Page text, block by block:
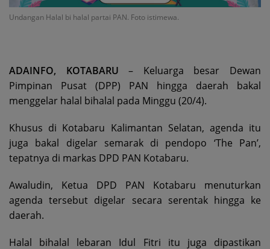
Undangan Halal bi halal partai PAN. Foto istimewa.
ADAINFO, KOTABARU – Keluarga besar Dewan
Pimpinan Pusat (DPP) PAN hingga daerah bakal
menggelar halal bihalal pada Minggu (20/4).
Khusus di Kotabaru Kalimantan Selatan, agenda itu
juga bakal digelar semarak di pendopo ‘The Pan’,
tepatnya di markas DPD PAN Kotabaru.
Awaludin, Ketua DPD PAN Kotabaru menuturkan
agenda tersebut digelar secara serentak hingga ke
daerah.
Halal bihalal lebaran Idul Fitri itu juga dipastikan